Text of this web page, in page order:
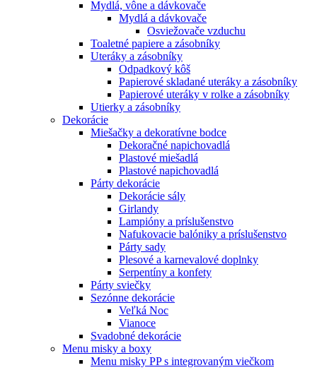
Mydlá, vône a dávkovače
Mydlá a dávkovače
Osviežovače vzduchu
Toaletné papiere a zásobníky
Uteráky a zásobníky
Odpadkový kôš
Papierové skladané uteráky a zásobníky
Papierové uteráky v rolke a zásobníky
Utierky a zásobníky
Dekorácie
Miešačky a dekoratívne bodce
Dekoračné napichovadlá
Plastové miešadlá
Plastové napichovadlá
Párty dekorácie
Dekorácie sály
Girlandy
Lampióny a príslušenstvo
Nafukovacie balóniky a príslušenstvo
Párty sady
Plesové a karnevalové doplnky
Serpentíny a konfety
Párty sviečky
Sezónne dekorácie
Veľká Noc
Vianoce
Svadobné dekorácie
Menu misky a boxy
Menu misky PP s integrovaným viečkom